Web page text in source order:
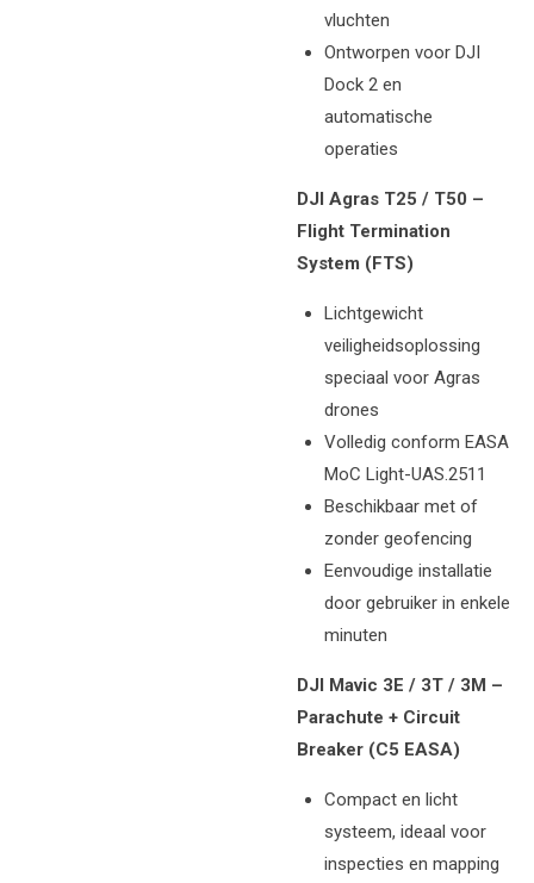
vluchten
Ontworpen voor DJI
Dock 2 en
automatische
operaties
DJI Agras T25 / T50 –
Flight Termination
System (FTS)
Lichtgewicht
veiligheidsoplossing
speciaal voor Agras
drones
Volledig conform EASA
MoC Light-UAS.2511
Beschikbaar met of
zonder geofencing
Eenvoudige installatie
door gebruiker in enkele
minuten
DJI Mavic 3E / 3T / 3M –
Parachute + Circuit
Breaker (C5 EASA)
Compact en licht
systeem, ideaal voor
inspecties en mapping